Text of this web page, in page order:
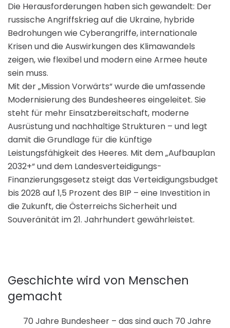
Die Herausforderungen haben sich gewandelt: Der
russische Angriffskrieg auf die Ukraine, hybride
Bedrohungen wie Cyberangriffe, internationale
Krisen und die Auswirkungen des Klimawandels
zeigen, wie flexibel und modern eine Armee heute
sein muss.
Mit der „Mission Vorwärts“ wurde die umfassende
Modernisierung des Bundesheeres eingeleitet. Sie
steht für mehr Einsatzbereitschaft, moderne
Ausrüstung und nachhaltige Strukturen – und legt
damit die Grundlage für die künftige
Leistungsfähigkeit des Heeres. Mit dem „Aufbauplan
2032+“ und dem Landesverteidigungs-
Finanzierungsgesetz steigt das Verteidigungsbudget
bis 2028 auf 1,5 Prozent des BIP – eine Investition in
die Zukunft, die Österreichs Sicherheit und
Souveränität im 21. Jahrhundert gewährleistet.
Geschichte wird von Menschen
gemacht
70 Jahre Bundesheer – das sind auch 70 Jahre